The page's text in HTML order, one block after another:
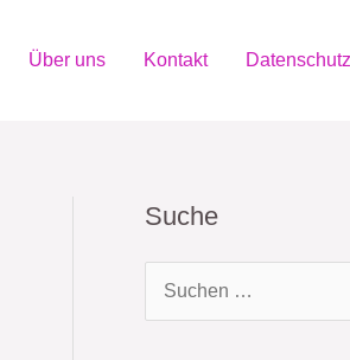
Über uns Kontakt Datenschutz
Suche